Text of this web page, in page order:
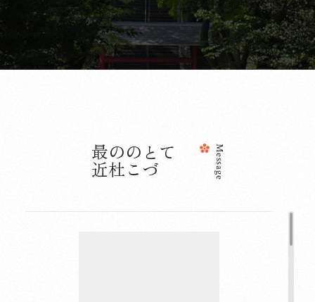
最
近
の
杜
の
こ
と
づ て Message